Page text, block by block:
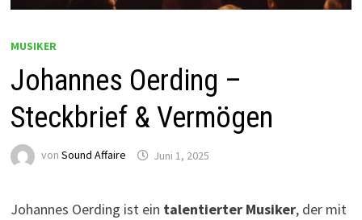
MUSIKER
Johannes Oerding –
Steckbrief & Vermögen
von Sound Affaire Juni 1, 2025
Johannes Oerding ist ein talentierter Musiker, der mit